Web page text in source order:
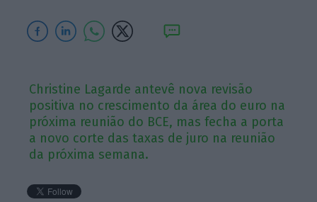
Christine Lagarde antevê nova revisão
positiva no crescimento da área do euro na
próxima reunião do BCE, mas fecha a porta
a novo corte das taxas de juro na reunião
da próxima semana.